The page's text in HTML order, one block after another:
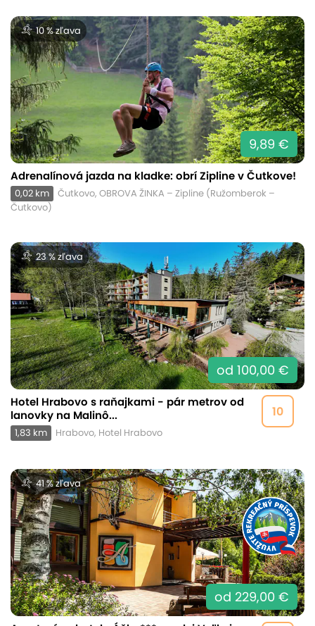
10 % zľava
9,89 €
Adrenalínová jazda na kladke: obrí Zipline v Čutkove!
0,02 km
Čutkovo, OBROVA ŽINKA – Zipline (Ružomberok –
Čutkovo)
23 % zľava
od 100,00 €
10
Hotel Hrabovo s raňajkami - pár metrov od
lanovky na Malinô...
1,83 km Hrabovo, Hotel Hrabovo
41 % zľava
od 229,00 €